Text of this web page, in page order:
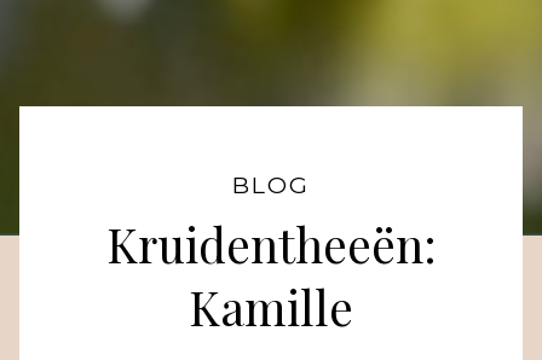
BLOG
Kruidentheeën:
Kamille